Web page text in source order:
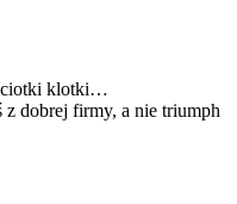
ciotki klotki…
dobrej firmy, a nie triumph